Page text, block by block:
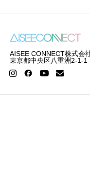
AISEE CONNECT株式会
東京都中央区八重洲2-1-1